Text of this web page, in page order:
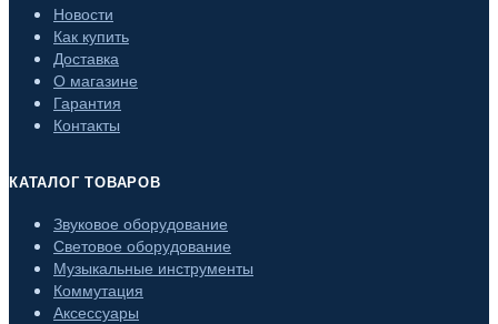
Новости
Как купить
Доставка
О магазине
Гарантия
Контакты
КАТАЛОГ ТОВАРОВ
Звуковое оборудование
Световое оборудование
Музыкальные инструменты
Коммутация
Аксессуары